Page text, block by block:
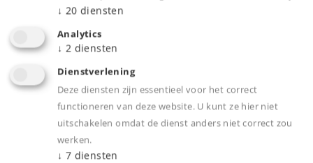
Art.-No. 20230
Märklin Start up - C-rails gebogen (R2)
15,49 €
↓ 20 diensten
Analytics
↓ 2 diensten
Dienstverlening
Deze diensten zijn essentieel voor het correct
functioneren van deze website. U kunt ze hier niet
uitschakelen omdat de dienst anders niet correct zou
werken.
↓ 7 diensten